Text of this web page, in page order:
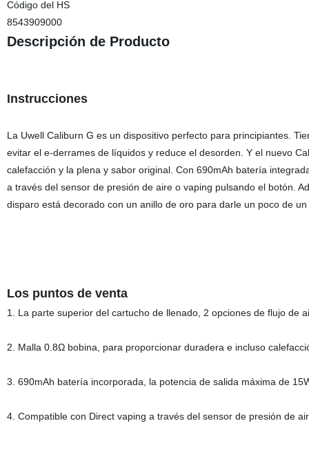
Código del HS
8543909000
Descripción de Producto
Instrucciones
La Uwell Caliburn G es un dispositivo perfecto para principiantes.
evitar el e-derrames de líquidos y reduce el desorden. Y el nuevo
calefacción y la plena y sabor original. Con 690mAh batería
a través del sensor de presión de aire o vaping pulsando el botón.
disparo está decorado con un anillo de oro para darle un poco de
Los puntos de venta
1. La parte superior del cartucho de llenado, 2 opciones de flujo de
2. Malla 0.8Ω bobina, para proporcionar duradera e incluso
3. 690mAh batería incorporada, la potencia de salida máxima de
4. Compatible con Direct vaping a través del sensor de presión de